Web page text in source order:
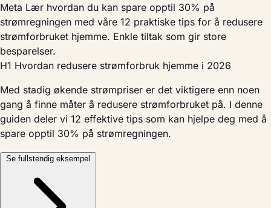
Meta Lær hvordan du kan spare opptil 30% på
strømregningen med våre 12 praktiske tips for å redusere
strømforbruket hjemme. Enkle tiltak som gir store
besparelser.
H1 Hvordan redusere strømforbruk hjemme i 2026
Med stadig økende strømpriser er det viktigere enn noen
gang å finne måter å redusere strømforbruket på. I denne
guiden deler vi 12 effektive tips som kan hjelpe deg med å
spare opptil 30% på strømregningen.
Se fullstendig eksempel